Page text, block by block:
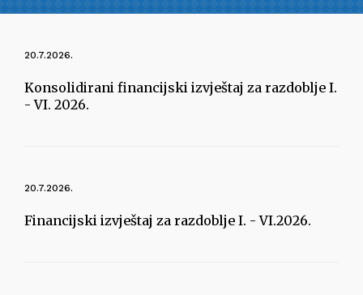
20.7.2026.
Konsolidirani financijski izvještaj za razdoblje I.
- VI. 2026.
20.7.2026.
Financijski izvještaj za razdoblje I. - VI.2026.